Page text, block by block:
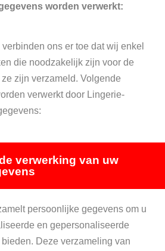
worden verwerkt:
ons er toe dat wij enkel
die noodzakelijk zijn voor de
zijn verzameld. Volgende
verwerkt door Lingerie-
verwerking van uw
persoonlijke gegevens om u
en gepersonaliseerde
Deze verzameling van